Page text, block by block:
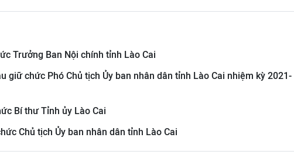
Trưởng Ban Nội chính tỉnh Lào Cai
giữ chức Phó Chủ tịch Ủy ban nhân dân tỉnh Lào Cai nhiệm kỳ 2021-
Bí thư Tỉnh ủy Lào Cai
Chủ tịch Ủy ban nhân dân tỉnh Lào Cai